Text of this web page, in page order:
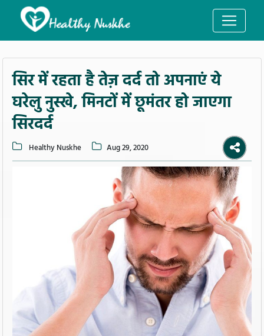
सिर में रहता है तेज़ दर्द तो अपनाएं ये
घरेलु नुस्खे, मिनटों में छूमंतर हो जाएगा
सिरदर्द
Healthy Nuskhe Aug 29, 2020